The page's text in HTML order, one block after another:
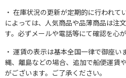
在庫状況の更新が定期的に行われて
によっては、人気商品や品薄商品は注
す。必ずメールや電話等にて確認を心が
運賃の表示は基本全国一律で御座い
縄、離島などの場合、追加で船便運賃
がございます。ご了承ください。